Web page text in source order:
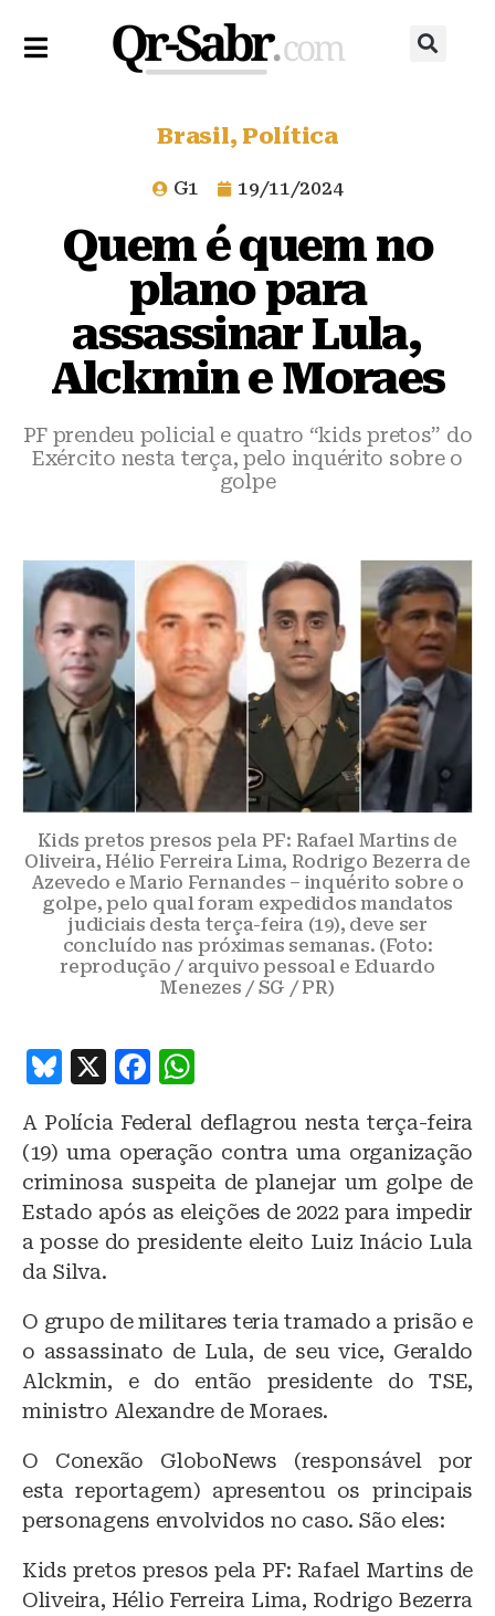
Brasil, Política
G1 19/11/2024
Quem é quem no
plano para
assassinar Lula,
Alckmin e Moraes
PF prendeu policial e quatro “kids pretos” do
Exército nesta terça, pelo inquérito sobre o
golpe
Kids pretos presos pela PF: Rafael Martins de
Oliveira, Hélio Ferreira Lima, Rodrigo Bezerra de
Azevedo e Mario Fernandes – inquérito sobre o
golpe, pelo qual foram expedidos mandatos
judiciais desta terça-feira (19), deve ser
concluído nas próximas semanas. (Foto:
reprodução / arquivo pessoal e Eduardo
Menezes / SG / PR)
B
e
s
k
y
X
F
c
e
b
o
k
at
s
A
p
A Polícia Federal deflagrou nesta terça-feira
(19) uma operação contra uma organização
criminosa suspeita de planejar um golpe de
Estado após as eleições de 2022 para impedir
a posse do presidente eleito Luiz Inácio Lula
da Silva.
O grupo de militares teria tramado a prisão e
o assassinato de Lula, de seu vice, Geraldo
Alckmin, e do então presidente do TSE,
ministro Alexandre de Moraes.
O Conexão GloboNews (responsável por
esta reportagem) apresentou os principais
personagens envolvidos no caso. São eles:
Kids pretos presos pela PF: Rafael Martins de
Oliveira, Hélio Ferreira Lima, Rodrigo Bezerra